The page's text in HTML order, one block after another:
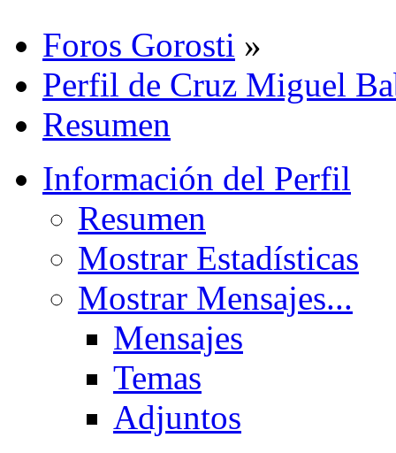
Foros Gorosti »
Perfil de Cruz Miguel
Resumen
Información del Perfil
Resumen
Mostrar Estadísticas
Mostrar Mensajes...
Mensajes
Temas
Adjuntos